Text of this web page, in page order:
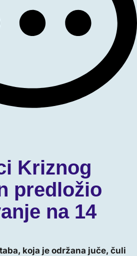
Kriznog
predložio
na 14
koja je održana juče, čuli